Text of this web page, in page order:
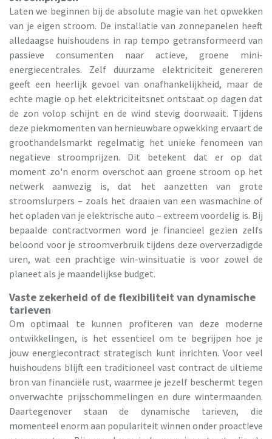
Laten we beginnen bij de absolute magie van het opwekken
van je eigen stroom. De installatie van zonnepanelen heeft
alledaagse huishoudens in rap tempo getransformeerd van
passieve consumenten naar actieve, groene mini-
energiecentrales. Zelf duurzame elektriciteit genereren
geeft een heerlijk gevoel van onafhankelijkheid, maar de
echte magie op het elektriciteitsnet ontstaat op dagen dat
de zon volop schijnt en de wind stevig doorwaait. Tijdens
deze piekmomenten van hernieuwbare opwekking ervaart de
groothandelsmarkt regelmatig het unieke fenomeen van
negatieve stroomprijzen. Dit betekent dat er op dat
moment zo'n enorm overschot aan groene stroom op het
netwerk aanwezig is, dat het aanzetten van grote
stroomslurpers – zoals het draaien van een wasmachine of
het opladen van je elektrische auto – extreem voordelig is. Bij
bepaalde contractvormen word je financieel gezien zelfs
beloond voor je stroomverbruik tijdens deze oververzadigde
uren, wat een prachtige win-winsituatie is voor zowel de
planeet als je maandelijkse budget.
Vaste zekerheid of de flexibiliteit van dynamische
tarieven
Om optimaal te kunnen profiteren van deze moderne
ontwikkelingen, is het essentieel om te begrijpen hoe je
jouw energiecontract strategisch kunt inrichten. Voor veel
huishoudens blijft een traditioneel vast contract de ultieme
bron van financiële rust, waarmee je jezelf beschermt tegen
onverwachte prijsschommelingen en dure wintermaanden.
Daartegenover staan de dynamische tarieven, die
momenteel enorm aan populariteit winnen onder proactieve